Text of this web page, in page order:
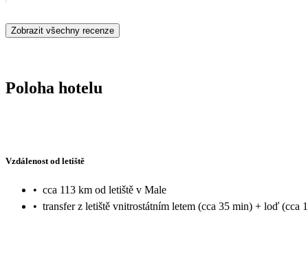
Zobrazit všechny recenze
Poloha hotelu
Vzdálenost od letiště
• cca 113 km od letiště v Male
• transfer z letiště vnitrostátním letem (cca 35 min) + loď (cca